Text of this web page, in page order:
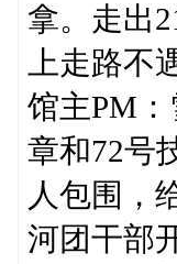
拿。走出
上走路
馆主PM
章和72号
人包围，
河团干部